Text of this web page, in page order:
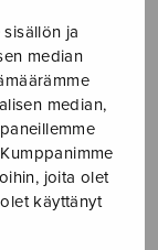
ja
median
median,
joita olet
käyttänyt